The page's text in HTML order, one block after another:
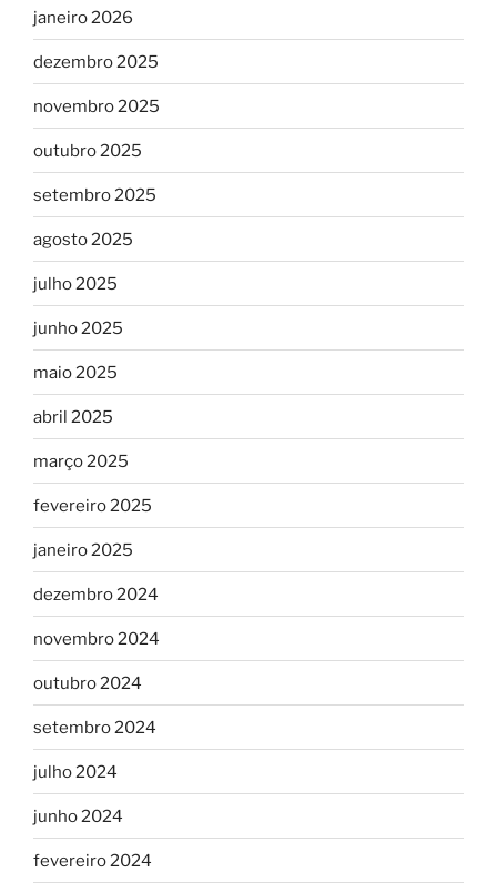
janeiro 2026
dezembro 2025
novembro 2025
outubro 2025
setembro 2025
agosto 2025
julho 2025
junho 2025
maio 2025
abril 2025
março 2025
fevereiro 2025
janeiro 2025
dezembro 2024
novembro 2024
outubro 2024
setembro 2024
julho 2024
junho 2024
fevereiro 2024